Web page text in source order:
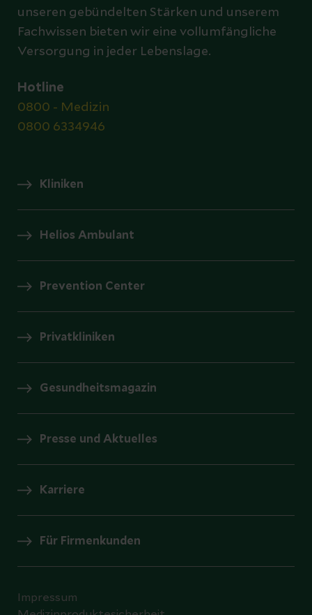
unseren gebündelten Stärken und unserem
Fachwissen bieten wir eine vollumfängliche
Versorgung in jeder Lebenslage.
Hotline
0800 - Medizin
0800 6334946
Kliniken
Helios Ambulant
Prevention Center
Privatkliniken
Gesundheitsmagazin
Presse und Aktuelles
Karriere
Für Firmenkunden
Impressum